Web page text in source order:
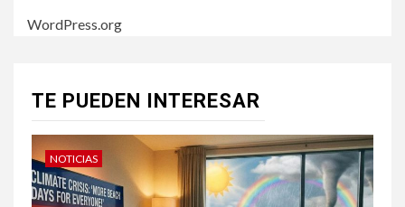
WordPress.org
TE PUEDEN INTERESAR
NOTICIAS